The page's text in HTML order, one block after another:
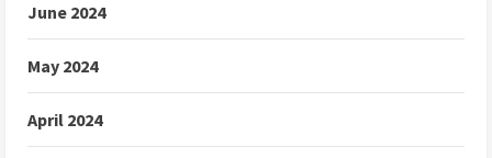
June 2024
May 2024
April 2024